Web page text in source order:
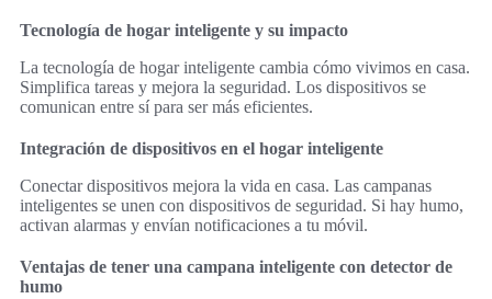
Tecnología de hogar inteligente y su impacto
La tecnología de hogar inteligente cambia cómo vivimos en casa.
Simplifica tareas y mejora la seguridad. Los dispositivos se
comunican entre sí para ser más eficientes.
Integración de dispositivos en el hogar inteligente
Conectar dispositivos mejora la vida en casa. Las campanas
inteligentes se unen con dispositivos de seguridad. Si hay humo,
activan alarmas y envían notificaciones a tu móvil.
Ventajas de tener una campana inteligente con detector de
humo